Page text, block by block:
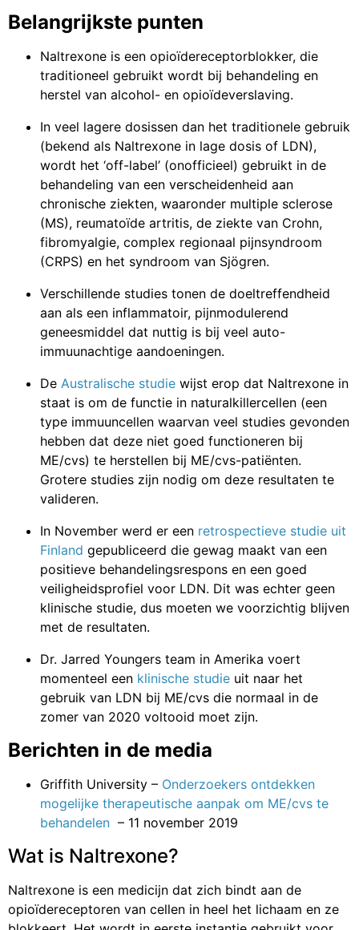
Belangrijkste punten
Naltrexone is een opioïdereceptorblokker, die
traditioneel gebruikt wordt bij behandeling en
herstel van alcohol- en opioïdeverslaving.
In veel lagere dosissen dan het traditionele gebruik
(bekend als Naltrexone in lage dosis of LDN),
wordt het ‘off-label’ (onofficieel) gebruikt in de
behandeling van een verscheidenheid aan
chronische ziekten, waaronder multiple sclerose
(MS), reumatoïde artritis, de ziekte van Crohn,
fibromyalgie, complex regionaal pijnsyndroom
(CRPS) en het syndroom van Sjögren.
Verschillende studies tonen de doeltreffendheid
aan als een inflammatoir, pijn­modulerend
geneesmiddel dat nuttig is bij veel auto-
immuunachtige aandoeningen.
De Australische studie wijst erop dat Naltrexone in
staat is om de functie in naturalkillercellen (een
type immuuncellen waarvan veel studies gevonden
hebben dat deze niet goed functioneren bij
ME/cvs) te herstellen bij ME/cvs-patiënten.
Grotere studies zijn nodig om deze resultaten te
valideren.
In November werd er een retrospectieve studie uit
Finland gepubliceerd die gewag maakt van een
positieve behandelingsrespons en een goed
veiligheidsprofiel voor LDN. Dit was echter geen
klinische studie, dus moeten we voorzichtig blijven
met de resultaten.
Dr. Jarred Youngers team in Amerika voert
momenteel een klinische studie uit naar het
gebruik van LDN bij ME/cvs die normaal in de
zomer van 2020 voltooid moet zijn.
Berichten in de media
Griffith University – Onderzoekers ontdekken
mogelijke therapeutische aanpak om ME/cvs te
behandelen – 11 november 2019
Wat is Naltrexone?
Naltrexone is een medicijn dat zich bindt aan de
opioïdereceptoren van cellen in heel het lichaam en ze